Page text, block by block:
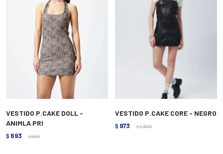
VESTIDO P.CAKE DOLL -
ANIMLA PRI
$ 693 $ 990
VESTIDO P.CAKE CORE - NEGRO
$ 973 $ 1.390